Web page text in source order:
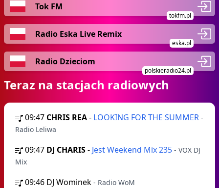
Tok FM
tokfm.pl
Radio Eska Live Remix
eska.pl
Radio Dzieciom
polskieradio24.pl
Teraz na stacjach radiowych
09:47 CHRIS REA- LOOKING FOR THE SUMMER -
Radio Leliwa
09:47 DJ CHARIS- Jest Weekend Mix 235 - VOX DJ
Mix
09:46 DJ Wominek - Radio WoM